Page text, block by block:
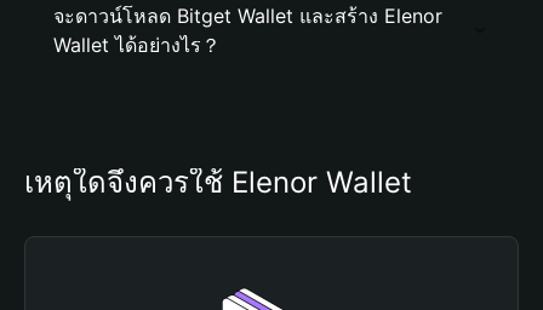
จะดาวน์โหลด Bitget Wallet และสร้าง Elenor
Wallet ได้อย่างไร？
เหตุใดจึงควรใช้ Elenor Wallet